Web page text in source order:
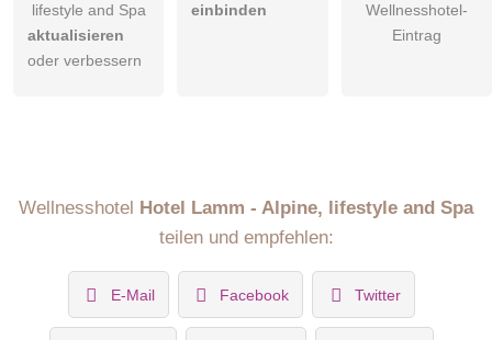
lifestyle and Spa
aktualisieren
oder verbessern
einbinden
Wellnesshotel-
Eintrag
Wellnesshotel Hotel Lamm - Alpine, lifestyle and Spa
teilen und empfehlen:
E-Mail Facebook Twitter